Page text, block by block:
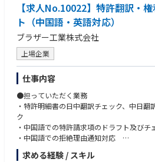
・家電製品・家電業界に興味のある方
・変化やチャレンジを前向きにとらえるこ
する方
・担当業務・専門知識に拘らない幅広い好
する方
・社内外と積極的にコミュニケーションを
後まで業務推進できる方
・物事全体を俯瞰し、客観的・ロジカルに
・自身で作成した資料等をもとに、リスク
ることが可能な方
【求人No.10022】特許翻訳・
ト（中国語・英語対応）
ブラザー工業株式会社
上場企業
仕事内容
●担っていただく業務
・特許明細書の日中翻訳チェック、中日翻
ク
・中国語での特許請求項のドラフト及びチ
・中国語での拒絶理由通知対応
・中国語での特許面談対応、中国第一国出
求める経験 / スキル